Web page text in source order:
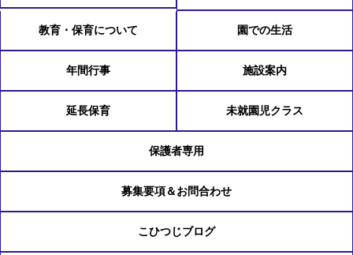
教育・保育について 園での生活
年間行事 施設案内
延長保育 未就園児クラス
保護者専用
募集要項＆お問合わせ
こひつじブログ